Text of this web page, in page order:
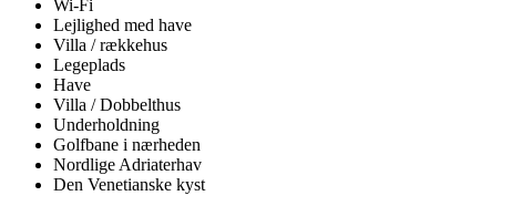
Wi-Fi
Lejlighed med have
Villa / rækkehus
Legeplads
Have
Villa / Dobbelthus
Underholdning
Golfbane i nærheden
Nordlige Adriaterhav
Den Venetianske kyst